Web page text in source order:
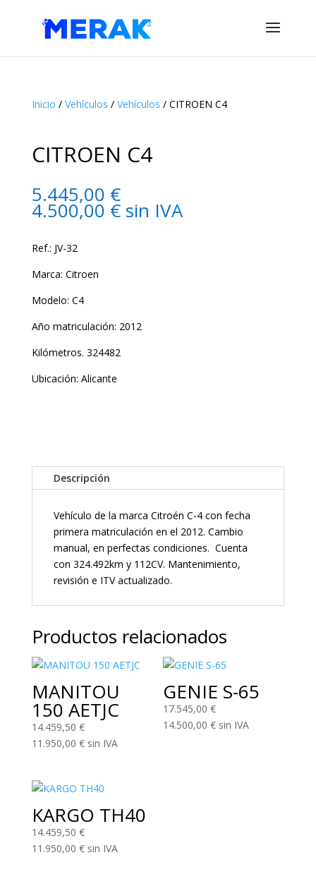
Inicio / Vehículos / Vehículos / CITROEN C4
CITROEN C4
5.445,00 €
4.500,00 € sin IVA
Ref.: JV-32
Marca: Citroen
Modelo: C4
Año matriculación: 2012
Kilómetros. 324482
Ubicación: Alicante
Descripción
Vehículo de la marca Citroén C-4 con fecha
primera matriculación en el 2012. Cambio
manual, en perfectas condiciones. Cuenta
con 324.492km y 112CV. Mantenimiento,
revisión e ITV actualizado.
Productos relacionados
MANITOU
150 AETJC
14.459,50 €
11.950,00 € sin IVA
GENIE S-65
17.545,00€
14.500,00€ sin IVA
KARGO TH40
14.459,50 €
11.950,00 € sin IVA